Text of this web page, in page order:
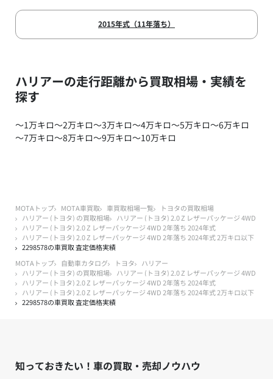
2015年式（11年落ち）
ハリアーの走行距離から買取相場・実績を
探す
～1万キロ～2万キロ～3万キロ～4万キロ～5万キロ～6万キロ
～7万キロ～8万キロ～9万キロ～10万キロ
MOTAトップ MOTA車買取 車買取相場一覧
トヨタの買取相場
ハリアー (トヨタ) の買取相場
ハリアー (トヨタ) 2.0 Z レザーパッケージ 4WD
ハリアー (トヨタ) 2.0 Z レザーパッケージ 4WD 2年落ち 2024年式
ハリアー (トヨタ) 2.0 Z レザーパッケージ 4WD 2年落ち 2024年式 2万キロ以下
2298578の車買取 査定価格実績
MOTAトップ
自動車カタログ トヨタ
ハリアー
ハリアー (トヨタ) の買取相場
ハリアー (トヨタ) 2.0 Z レザーパッケージ 4WD
ハリアー (トヨタ) 2.0 Z レザーパッケージ 4WD 2年落ち 2024年式
ハリアー (トヨタ) 2.0 Z レザーパッケージ 4WD 2年落ち 2024年式 2万キロ以下
2298578の車買取 査定価格実績
知っておきたい！車の買取・売却ノウハウ